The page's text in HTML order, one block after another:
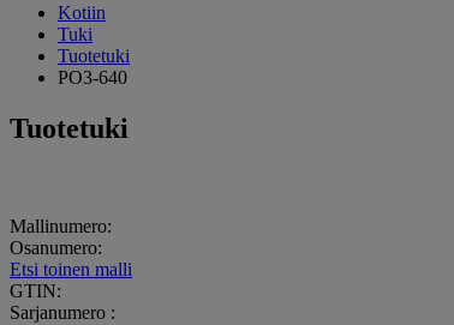
Kotiin
Tuki
Tuotetuki
PO3-640
Tuotetuki
Mallinumero:
Osanumero:
Etsi toinen malli
GTIN:
Sarjanumero :